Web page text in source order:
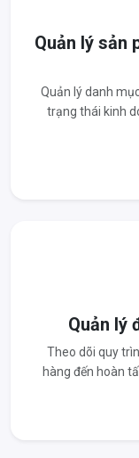
Quản lý sản
Quản lý danh
trạng thái kinh
Quản lý
Theo dõi quy
hàng đến hoàn